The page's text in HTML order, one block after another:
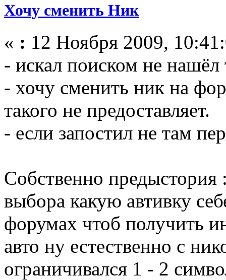
Хочу сменить Ник
« : 12 Ноября 2009,
- искал поиском не нашёл
- хочу сменить ник на
такого не предоставляет.
- если запостил не там
Собственно предыстория
выбора какую автивку
форумах чтоб получить
авто ну естественно с
ограничивался 1 - 2